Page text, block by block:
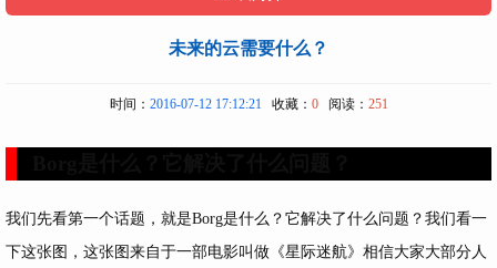
未来的云需要什么？
时间： 2016-07-12 17:12:21 收藏： 0阅读： 251
我们先看第一个话题，就是Borg是什么？它解决了什么问题？我们看一
下这张图，这张图来自于一部电影叫做《星际迷航》相信大家大部分人